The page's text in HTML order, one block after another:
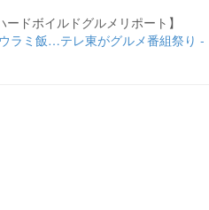
ドボイルドグルメリポート】
ラミ飯…テレ東がグルメ番組祭り -